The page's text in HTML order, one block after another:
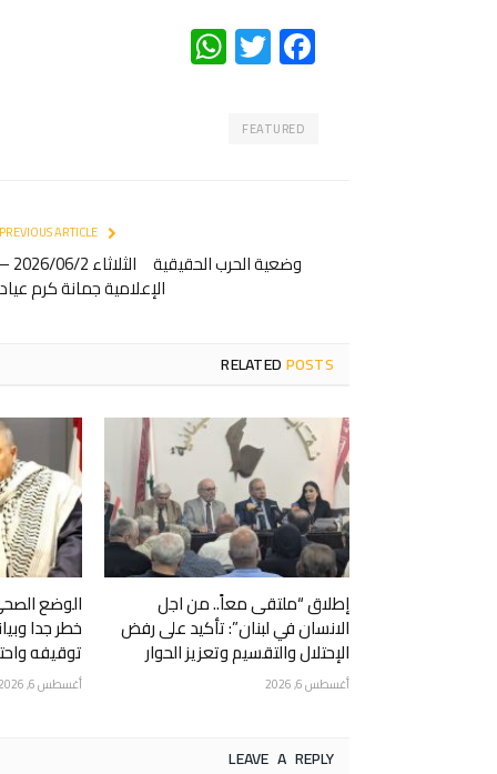
Facebook
Twitter
FEATURED
وضعية الحرب الحقيقية الثلاثاء 2026/06/2 –
الإعلامية جمانة كرم عياد
RELATEDPOSTS
إطلاق “ملتقى معاً.. من اجل
الانسان في لبنان”: تأكيد على رفض
الإحتلال والتقسيم وتعزيز الحوار
أغسطس 6, 2026
الوضع
خطر جدا
توقيفه
أغسطس 6, 2026
LEAVE A REPLY